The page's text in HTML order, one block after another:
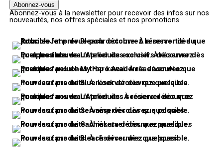
Abonnez-vous à la newsletter pour recevoir des infos sur nos
nouveautés, nos offres spéciales et nos promotions.